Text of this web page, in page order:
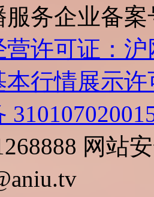
务企业备案
营许可证：
本行情展示许
网站